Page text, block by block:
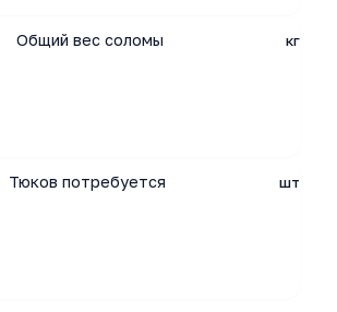
Общий вес соломы кг
Тюков потребуется шт